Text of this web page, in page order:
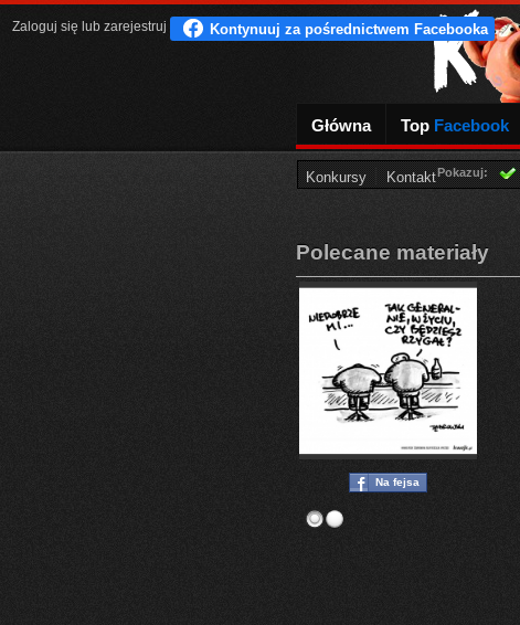
Główna Top Facebook
Konkursy Kontakt
Zaloguj się lub zarejestruj
Pokazuj:
Polecane materiały
Na fejsa